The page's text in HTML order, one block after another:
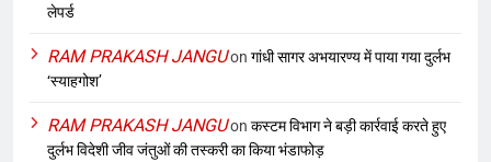
लेपर्ड
RAM PRAKASH JANGUon गांधी सागर अभयारण्य में पाया गया दुर्लभ
‘स्याहगोश’
RAM PRAKASH JANGUon कस्टम विभाग ने बड़ी कार्रवाई करते हुए
दुर्लभ विदेशी जीव जंतुओं की तस्करी का किया भंडाफोड़